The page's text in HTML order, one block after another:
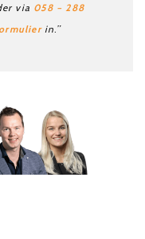
via 058 – 288
in.”